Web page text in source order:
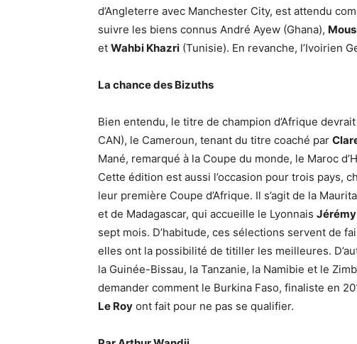
d’Angleterre avec Manchester City, est attendu
suivre les biens connus André Ayew (Ghana),
et Wahbi Khazri (Tunisie). En revanche, l’Ivoirien
La chance des Bizuths
Bien entendu, le titre de champion d’Afrique
CAN), le Cameroun, tenant du titre coaché par
Mané, remarqué à la Coupe du monde, le Maroc
Cette édition est aussi l’occasion pour trois pays,
leur première Coupe d’Afrique. Il s’agit de la
et de Madagascar, qui accueille le Lyonnais
sept mois. D’habitude, ces sélections servent de
elles ont la possibilité de titiller les meilleures.
la Guinée-Bissau, la Tanzanie, la Namibie et le
demander comment le Burkina Faso, finaliste en
Le Roy ont fait pour ne pas se qualifier.